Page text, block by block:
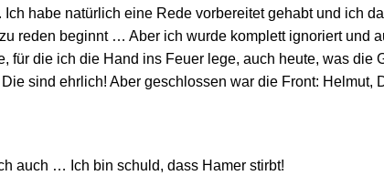
Ich habe natürlich eine Rede vorbereitet gehabt und ich
reden beginnt … Aber ich wurde komplett ignoriert und
für die ich die Hand ins Feuer lege, auch heute, was die
sind ehrlich! Aber geschlossen war die Front: Helmut,
auch … Ich bin schuld, dass Hamer stirbt!